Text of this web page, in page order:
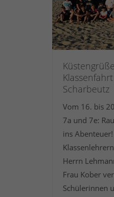
Scharbeutz
Vom 16. bis
7a und 7e:
ins
Herrn
Frau Kober
Schülerinnen